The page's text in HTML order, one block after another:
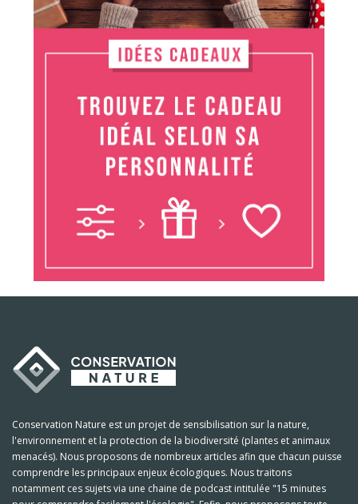
Conservation Nature est un projet de sensibilisation sur la nature,
l'environnement et la protection de la biodiversité (plantes et animaux
menacés). Nous proposons de nombreux articles afin que chacun puisse
comprendre les principaux enjeux écologiques. Nous traitons
notamment ces sujets via une chaine de podcast intitulée "15 minutes